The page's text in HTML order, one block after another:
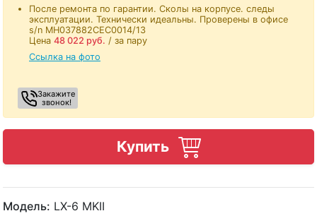
Поcле ремонта по гарантии. Сколы на корпусе. следы
эксплуатации. Технически идеальны. Проверены в офисе
s/n MH037882CEC0014/13
Цена 48 022 руб. / за пару
Ссылка на фото
Закажите
звонок!
Купить
Модель: LX-6 MKII